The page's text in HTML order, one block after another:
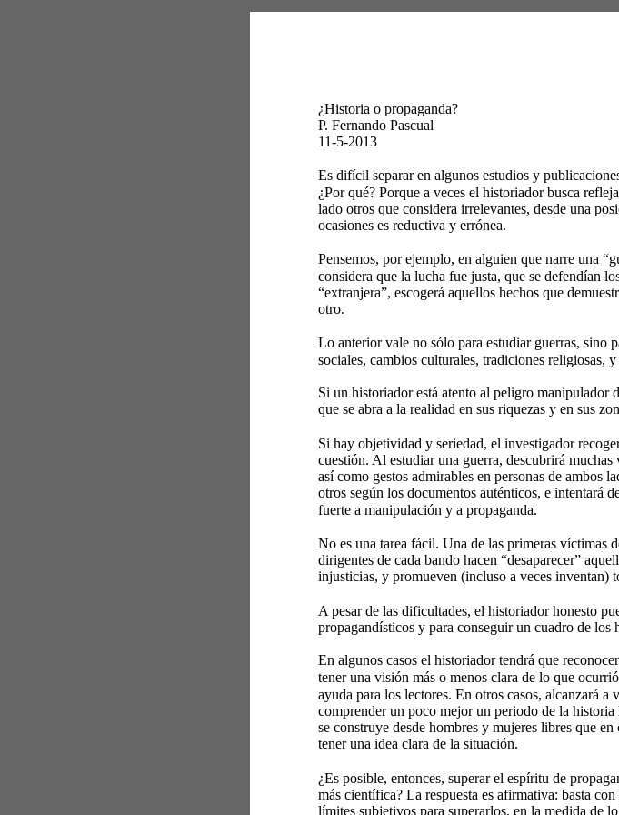
¿Historia o propaganda?
P. Fernando Pascual
11-5-2013
Es difícil separar en algunos estudios y
¿Por qué? Porque a veces el historiador busca
lado otros que considera irrelevantes, desde una
ocasiones es reductiva y errónea.
Pensemos, por ejemplo, en alguien que narre una
considera que la lucha fue justa, que se defendían
“extranjera”, escogerá aquellos hechos que
otro.
Lo anterior vale no sólo para estudiar guerras, sino
sociales, cambios culturales, tradiciones religiosas,
Si un historiador está atento al peligro
que se abra a la realidad en sus riquezas y en sus
Si hay objetividad y seriedad, el investigador
cuestión. Al estudiar una guerra, descubrirá
así como gestos admirables en personas de ambos
otros según los documentos auténticos, e intentará
fuerte a manipulación y a propaganda.
No es una tarea fácil. Una de las primeras víctimas
dirigentes de cada bando hacen “desaparecer”
injusticias, y promueven (incluso a veces inventan)
A pesar de las dificultades, el historiador honesto
propagandísticos y para conseguir un cuadro de los
En algunos casos el historiador tendrá que
tener una visión más o menos clara de lo que
ayuda para los lectores. En otros casos, alcanzará
comprender un poco mejor un periodo de la
se construye desde hombres y mujeres libres que
tener una idea clara de la situación.
¿Es posible, entonces, superar el espíritu de
más científica? La respuesta es afirmativa: basta
límites subjetivos para superarlos, en la medida de